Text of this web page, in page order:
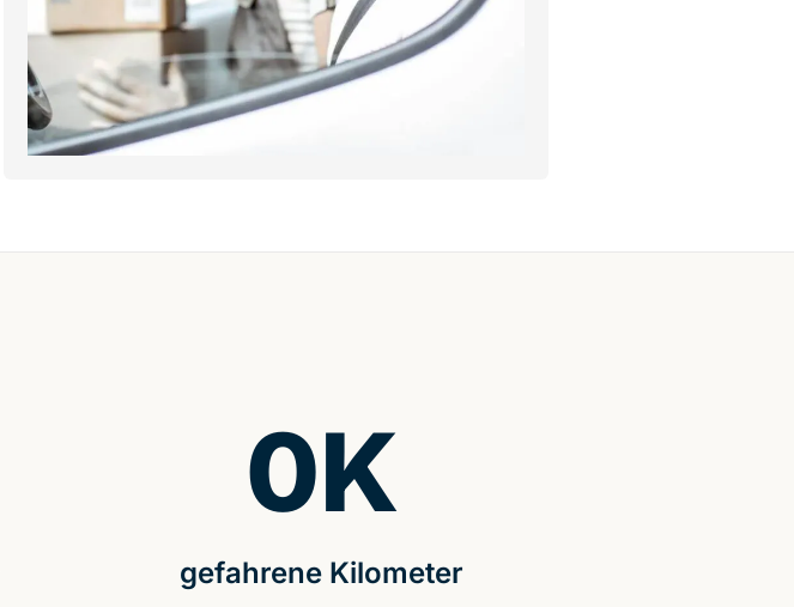
gefahrene Kilometer
0K